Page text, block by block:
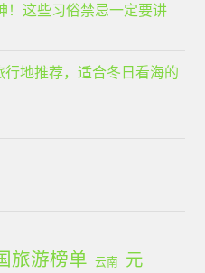
！这些习俗禁忌一定要讲
行地推荐，适合冬日看海的
旅游榜单 云南 元